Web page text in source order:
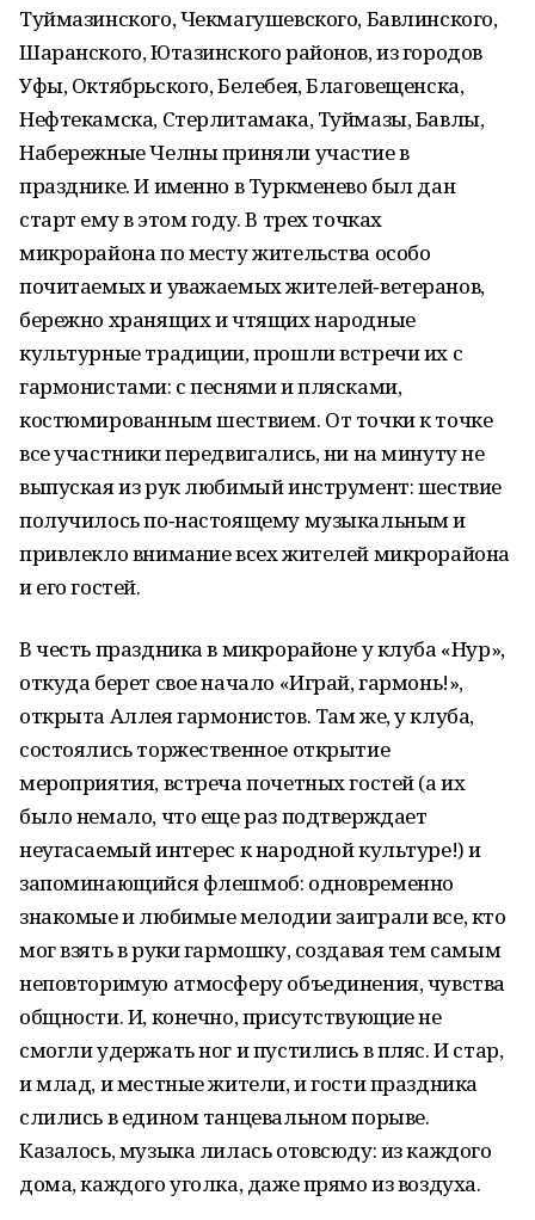
Туймазинского, Чекмагушевского, Бавлинского,
Шаранского, Ютазинского районов, из городов
Уфы, Октябрьского, Белебея, Благовещенска,
Нефтекамска, Стерлитамака, Туймазы, Бавлы,
Набережные Челны приняли участие в
празднике. И именно в Туркменево был дан
старт ему в этом году. В трех точках
микрорайона по месту жительства особо
почитаемых и уважаемых жителей‑ветеранов,
бережно хранящих и чтящих народные
культурные традиции, прошли встречи их с
гармонистами: с песнями и плясками,
костюмированным шествием. От точки к точке
все участники передвигались, ни на минуту не
выпуская из рук любимый инструмент: шествие
получилось по‑настоящему музыкальным и
привлекло внимание всех жителей микрорайона
и его гостей.
В честь праздника в микрорайоне у клуба «Нур»,
откуда берет свое начало «Играй, гармонь!»,
открыта Аллея гармонистов. Там же, у клуба,
состоялись торжественное открытие
мероприятия, встреча почетных гостей (а их
было немало, что еще раз подтверждает
неугасаемый интерес к народной культуре!) и
запоминающийся флешмоб: одновременно
знакомые и любимые мелодии заиграли все, кто
мог взять в руки гармошку, создавая тем самым
неповторимую атмосферу объединения, чувства
общности. И, конечно, присутствующие не
смогли удержать ног и пустились в пляс. И стар,
и млад, и местные жители, и гости праздника
слились в едином танцевальном порыве.
Казалось, музыка лилась отовсюду: из каждого
дома, каждого уголка, даже прямо из воздуха.